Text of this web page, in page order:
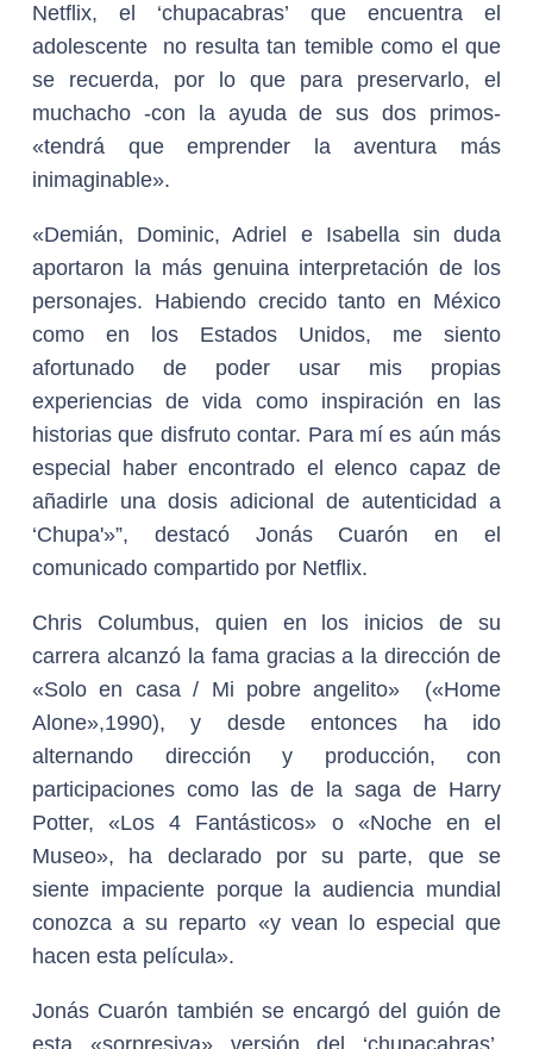
Netflix, el ‘chupacabras’ que encuentra el
adolescente no resulta tan temible como el que
se recuerda, por lo que para preservarlo, el
muchacho -con la ayuda de sus dos primos-
«tendrá que emprender la aventura más
inimaginable».
«Demián, Dominic, Adriel e Isabella sin duda
aportaron la más genuina interpretación de los
personajes. Habiendo crecido tanto en México
como en los Estados Unidos, me siento
afortunado de poder usar mis propias
experiencias de vida como inspiración en las
historias que disfruto contar. Para mí es aún más
especial haber encontrado el elenco capaz de
añadirle una dosis adicional de autenticidad a
‘Chupa'»”, destacó Jonás Cuarón en el
comunicado compartido por Netflix.
Chris Columbus, quien en los inicios de su
carrera alcanzó la fama gracias a la dirección de
«Solo en casa / Mi pobre angelito» («Home
Alone»,1990), y desde entonces ha ido
alternando dirección y producción, con
participaciones como las de la saga de Harry
Potter, «Los 4 Fantásticos» o «Noche en el
Museo», ha declarado por su parte, que se
siente impaciente porque la audiencia mundial
conozca a su reparto «y vean lo especial que
hacen esta película».
Jonás Cuarón también se encargó del guión de
esta «sorpresiva» versión del ‘chupacabras’,